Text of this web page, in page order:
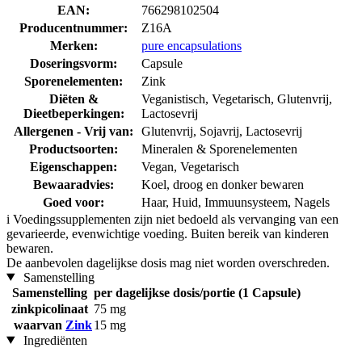
EAN:
766298102504
Producentnummer:
Z16A
Merken:
pure encapsulations
Doseringsvorm:
Capsule
Sporenelementen:
Zink
Diëten &
Dieetbeperkingen:
Veganistisch, Vegetarisch, Glutenvrij,
Lactosevrij
Allergenen - Vrij van:
Glutenvrij, Sojavrij, Lactosevrij
Productsoorten:
Mineralen & Sporenelementen
Eigenschappen:
Vegan, Vegetarisch
Bewaaradvies:
Koel, droog en donker bewaren
Goed voor:
Haar, Huid, Immuunsysteem, Nagels
i Voedingssupplementen zijn niet bedoeld als vervanging van een
gevarieerde, evenwichtige voeding. Buiten bereik van kinderen
bewaren.
De aanbevolen dagelijkse dosis mag niet worden overschreden.
Samenstelling
Samenstelling per dagelijkse dosis/portie (1 Capsule)
zinkpicolinaat 75 mg
waarvan Zink15 mg
Ingrediënten